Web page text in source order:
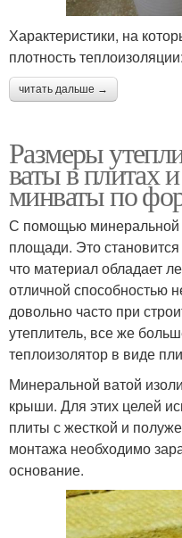
Характеристики, на
плотность теплоизоляции:
читать дальше →
Размеры
ваты в плитах
минваты по
С помощью минеральной
площади. Это
что материал обладает
отличной способностью
довольно часто при
утеплитель, все же
теплоизолятор в виде
Минеральной ватой
крыши. Для этих целей
плиты с жесткой и
монтажа необходимо
основание.